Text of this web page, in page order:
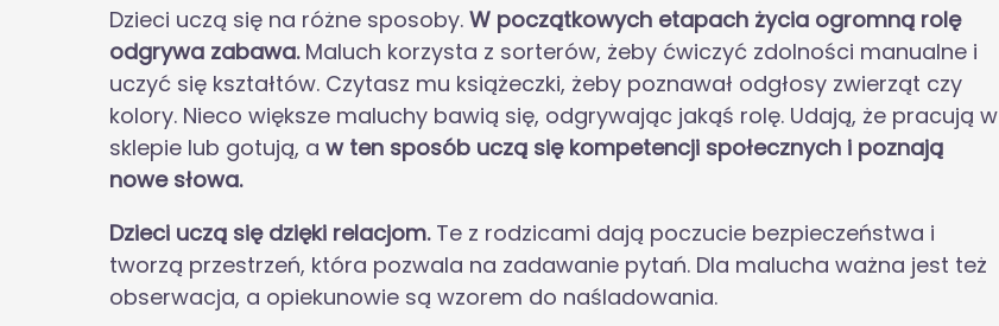
Dzieci uczą się na różne sposoby. W początkowych etapach życia ogromną rolę
odgrywa zabawa. Maluch korzysta z sorterów, żeby ćwiczyć zdolności manualne i
uczyć się kształtów. Czytasz mu książeczki, żeby poznawał odgłosy zwierząt czy
kolory. Nieco większe maluchy bawią się, odgrywając jakąś rolę. Udają, że pracują w
sklepie lub gotują, a w ten sposób uczą się kompetencji społecznych i poznają
nowe słowa.
Dzieci uczą się dzięki relacjom. Te z rodzicami dają poczucie bezpieczeństwa i
tworzą przestrzeń, która pozwala na zadawanie pytań. Dla malucha ważna jest też
obserwacja, a opiekunowie są wzorem do naśladowania.